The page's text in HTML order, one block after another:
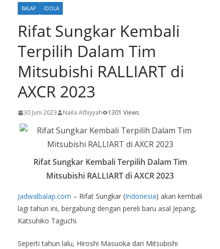
BALAP IDOLA
Rifat Sungkar Kembali
Terpilih Dalam Tim
Mitsubishi RALLIART di
AXCR 2023
30 Juni 2023 Naila Athiyyah 1301 Views
Rifat Sungkar Kembali Terpilih Dalam Tim
Mitsubishi RALLIART di AXCR 2023
Jadwalbalap.com – Rifat Sungkar (Indonesia) akan kembali
lagi tahun ini, bergabung dengan pereli baru asal Jepang,
Katsuhiko Taguchi.
Seperti tahun lalu, Hiroshi Masuoka dari Mitsubishi